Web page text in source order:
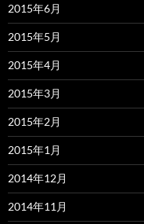
2015年6月
2015年5月
2015年4月
2015年3月
2015年2月
2015年1月
2014年12月
2014年11月